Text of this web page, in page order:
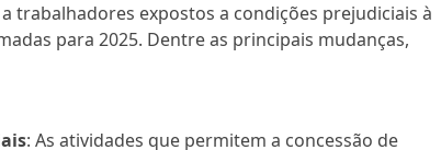
trabalhadores expostos a condições prejudiciais à
para 2025. Dentre as principais mudanças,
: As atividades que permitem a concessão de